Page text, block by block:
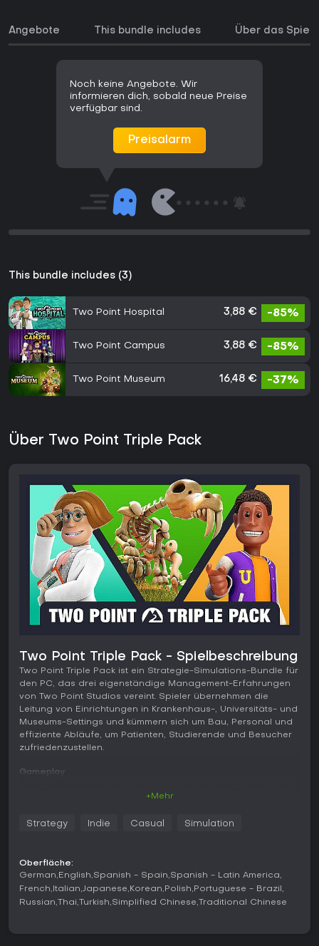
Angebote This bundle includes Über das Spiel
Noch keine Angebote. Wir
informieren dich, sobald neue Preise
verfügbar sind.
Preisalarm
This bundle includes (3)
Two Point Hospital 3,88 € -85%
Two Point Campus 3,88 € -85%
Two Point Museum 16,48 € -37%
Über Two Point Triple Pack
Two Point Triple Pack - Spielbeschreibung
Two Point Triple Pack ist ein Strategie-Simulations-Bundle für
den PC, das drei eigenständige Management-Erfahrungen
von Two Point Studios vereint. Spieler übernehmen die
Leitung von Einrichtungen in Krankenhaus-, Universitäts- und
Museums-Settings und kümmern sich um Bau, Personal und
effiziente Abläufe, um Patienten, Studierende und Besucher
zufriedenzustellen.
Gameplay
Anforderungen der Umgebung. Im Krankenhaus dreht sich
Organisation von Lehrveranstaltungen, Wohnheimen und
akademischen Einrichtungen für unterschiedliche
Studiengänge. Im Museum kommen Aspekte wie die Pflege
von Exponaten, die Gestaltung von Ausstellungen und
+Mehr
Strategy Indie Casual Simulation
Oberfläche:
German English Spanish - Spain Spanish - Latin America
French Italian Japanese Korean Polish Portuguese - Brazil
Russian Thai Turkish Simplified Chinese Traditional Chinese